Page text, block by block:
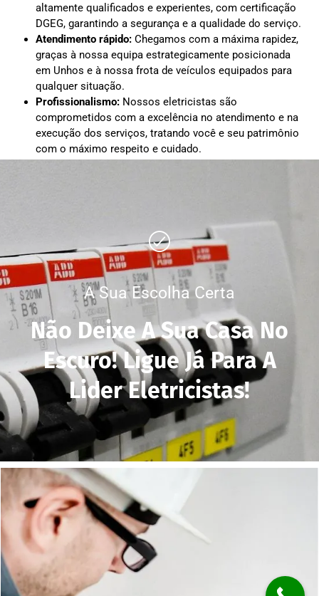
altamente qualificados e experientes, com certificação
DGEG, garantindo a segurança e a qualidade do serviço.
Atendimento rápido: Chegamos com a máxima rapidez,
graças à nossa equipa estrategicamente posicionada
em Unhos e à nossa frota de veículos equipados para
qualquer situação.
Profissionalismo: Nossos eletricistas são
comprometidos com a excelência no atendimento e na
execução dos serviços, tratando você e seu patrimônio
com o máximo respeito e cuidado.
A Sua Escolha Certa
Não Deixe A Sua Casa No
Escuro! Ligue Já Para A
Lider Eletricistas!